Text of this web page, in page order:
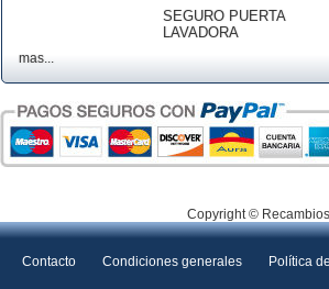
SEGURO PUERTA
LAVADORA
mas...
Copyright ©
Contacto Condiciones generales Política